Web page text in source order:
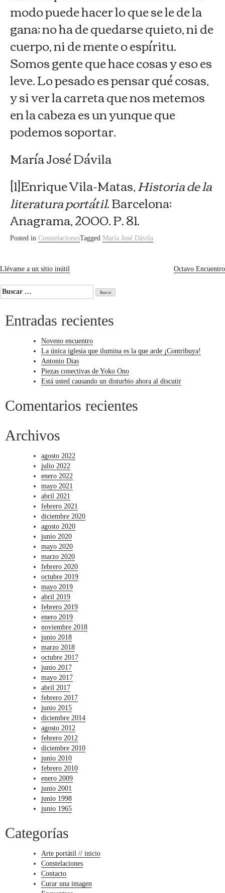
modo puede hacer lo que se le de la
gana; no ha de quedarse quieto, ni de
cuerpo, ni de mente o espíritu.
Somos gente que hace cosas y eso es
leve. Lo pesado es pensar qué cosas,
y si ver la carreta que nos metemos
en la cabeza es un yunque que
podemos soportar.
María José Dávila
[1]Enrique Vila-Matas,Historia de la
literatura portátil. Barcelona:
Anagrama, 2000. P. 81.
Posted in ConstelacionesTagged María José Dávila
Navegación
de
Llévame a un sitio inútil Octavo Encuentro
Buscar:
Entradas recientes
Noveno encuentro
La única iglesia que ilumina es la que arde ¡Contribuya!
Antonio Dias
Piezas conectivas de Yoko Ono
Está usted causando un disturbio ahora al discutir
Comentarios recientes
Archivos
agosto 2022
julio 2022
enero 2022
mayo 2021
abril 2021
febrero 2021
diciembre 2020
agosto 2020
junio 2020
mayo 2020
marzo 2020
febrero 2020
octubre 2019
mayo 2019
abril 2019
febrero 2019
enero 2019
noviembre 2018
junio 2018
marzo 2018
octubre 2017
junio 2017
mayo 2017
abril 2017
febrero 2017
junio 2015
diciembre 2014
agosto 2012
febrero 2012
diciembre 2010
junio 2010
febrero 2010
enero 2009
junio 2001
junio 1998
junio 1965
Categorías
Arte portátil // inicio
Constelaciones
Contacto
Curar una imagen